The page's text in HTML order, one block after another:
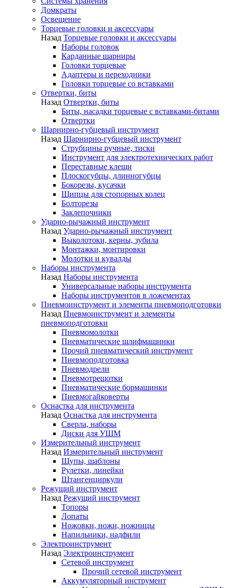
Домкраты
Освещение
Торцевые головки и аксессуары
Назад Торцевые головки и аксессуары
Наборы головок
Карданные шарниры
Головки торцевые
Адаптеры и переходники
Головки торцевые со вставками
Отвертки, биты
Назад Отвертки, биты
Биты, насадки торцевые с вставками-битами
Отвертки
Шарнирно-губцевый инструмент
Назад Шарнирно-губцевый инструмент
Струбцины ручные, тиски
Инструмент для электротехнических работ
Переставные клещи
Плоскогубцы, длинногубцы
Бокорезы, кусачки
Щипцы для стопорных колец
Болторезы
Заклепочники
Ударно-рычажный инструмент
Назад Ударно-рычажный инструмент
Выколотоки, керны, зубила
Монтажки, монтировки
Молотки и кувалды
Наборы инструмента
Назад Наборы инструмента
Универсальные наборы инструмента
Наборы инструментов в ложементах
Пневмоинструмент и элементы пневмоподготовки
Назад Пневмоинструмент и элементы
пневмоподготовки
Пневмомолотки
Пневматические шлифмашинки
Прочий пневматический инструмент
Пневмоподготовка
Пневмодрели
Пневмотрещотки
Пневматические бормашинки
Пневмогайковерты
Оснастка для инструмента
Назад Оснастка для инструмента
Сверла, наборы
Диски для УШМ
Измерительный инструмент
Назад Измерительный инструмент
Щупы, шаблоны
Рулетки, линейки
Штангенциркули
Режущий инструмент
Назад Режущий инструмент
Топоры
Лопаты
Ножовки, ножи, ножницы
Напильники, надфили
Электроинструмент
Назад Электроинструмент
Сетевой инструмент
Прочий сетевой инструмент
Аккумуляторный инструмент